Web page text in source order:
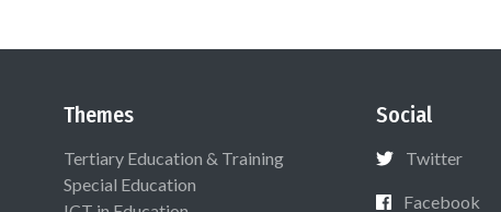
Themes
Tertiary Education & Training
Special Education
Social
Twitter
Facebook